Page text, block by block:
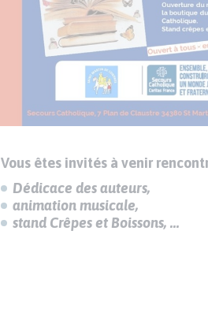
Paragraphes
contenu
Texte
Vous êtes invités à venir
Dédicace des auteurs,
animation musicale,
stand Crêpes et Boissons, ...